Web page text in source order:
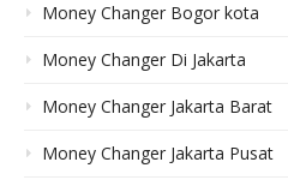
Money Changer Bogor kota
Money Changer Di Jakarta
Money Changer Jakarta Barat
Money Changer Jakarta Pusat